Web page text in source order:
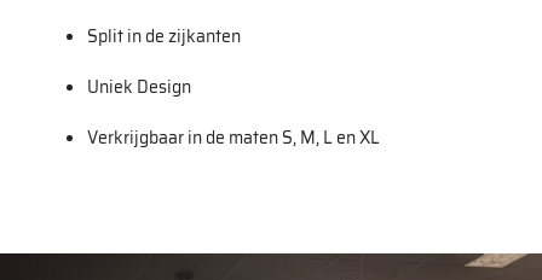
Split in de zijkanten
Uniek Design
Verkrijgbaar in de maten S, M, L en XL